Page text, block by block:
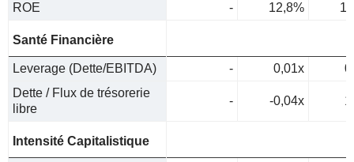
ROE
- 12,8%
Santé Financière
Leverage (Dette/EBITDA) - 0,01x
Dette / Flux de trésorerie
libre
- -0,04x
Intensité Capitalistique